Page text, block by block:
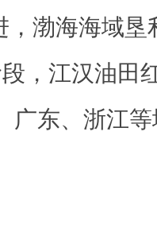
，渤海海域垦
，江汉油田
广东、浙江